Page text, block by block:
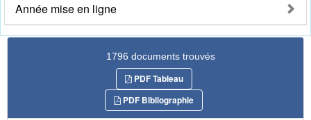
Année mise en ligne
1796 documents trouvés
PDF Tableau
PDF Bibliographie